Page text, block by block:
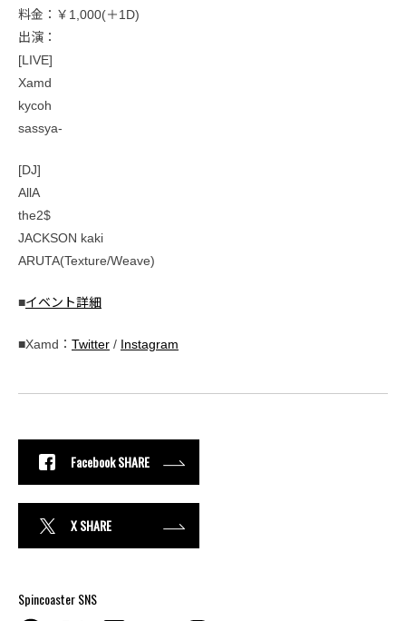
料金：￥1,000(＋1D)
出演：
[LIVE]
Xamd
kycoh
sassya-
[DJ]
AllA
the2$
JACKSON kaki
ARUTA(Texture/Weave)
■イベント詳細
■Xamd： Twitter / Instagram
Facebook SHARE
X SHARE
Spincoaster SNS